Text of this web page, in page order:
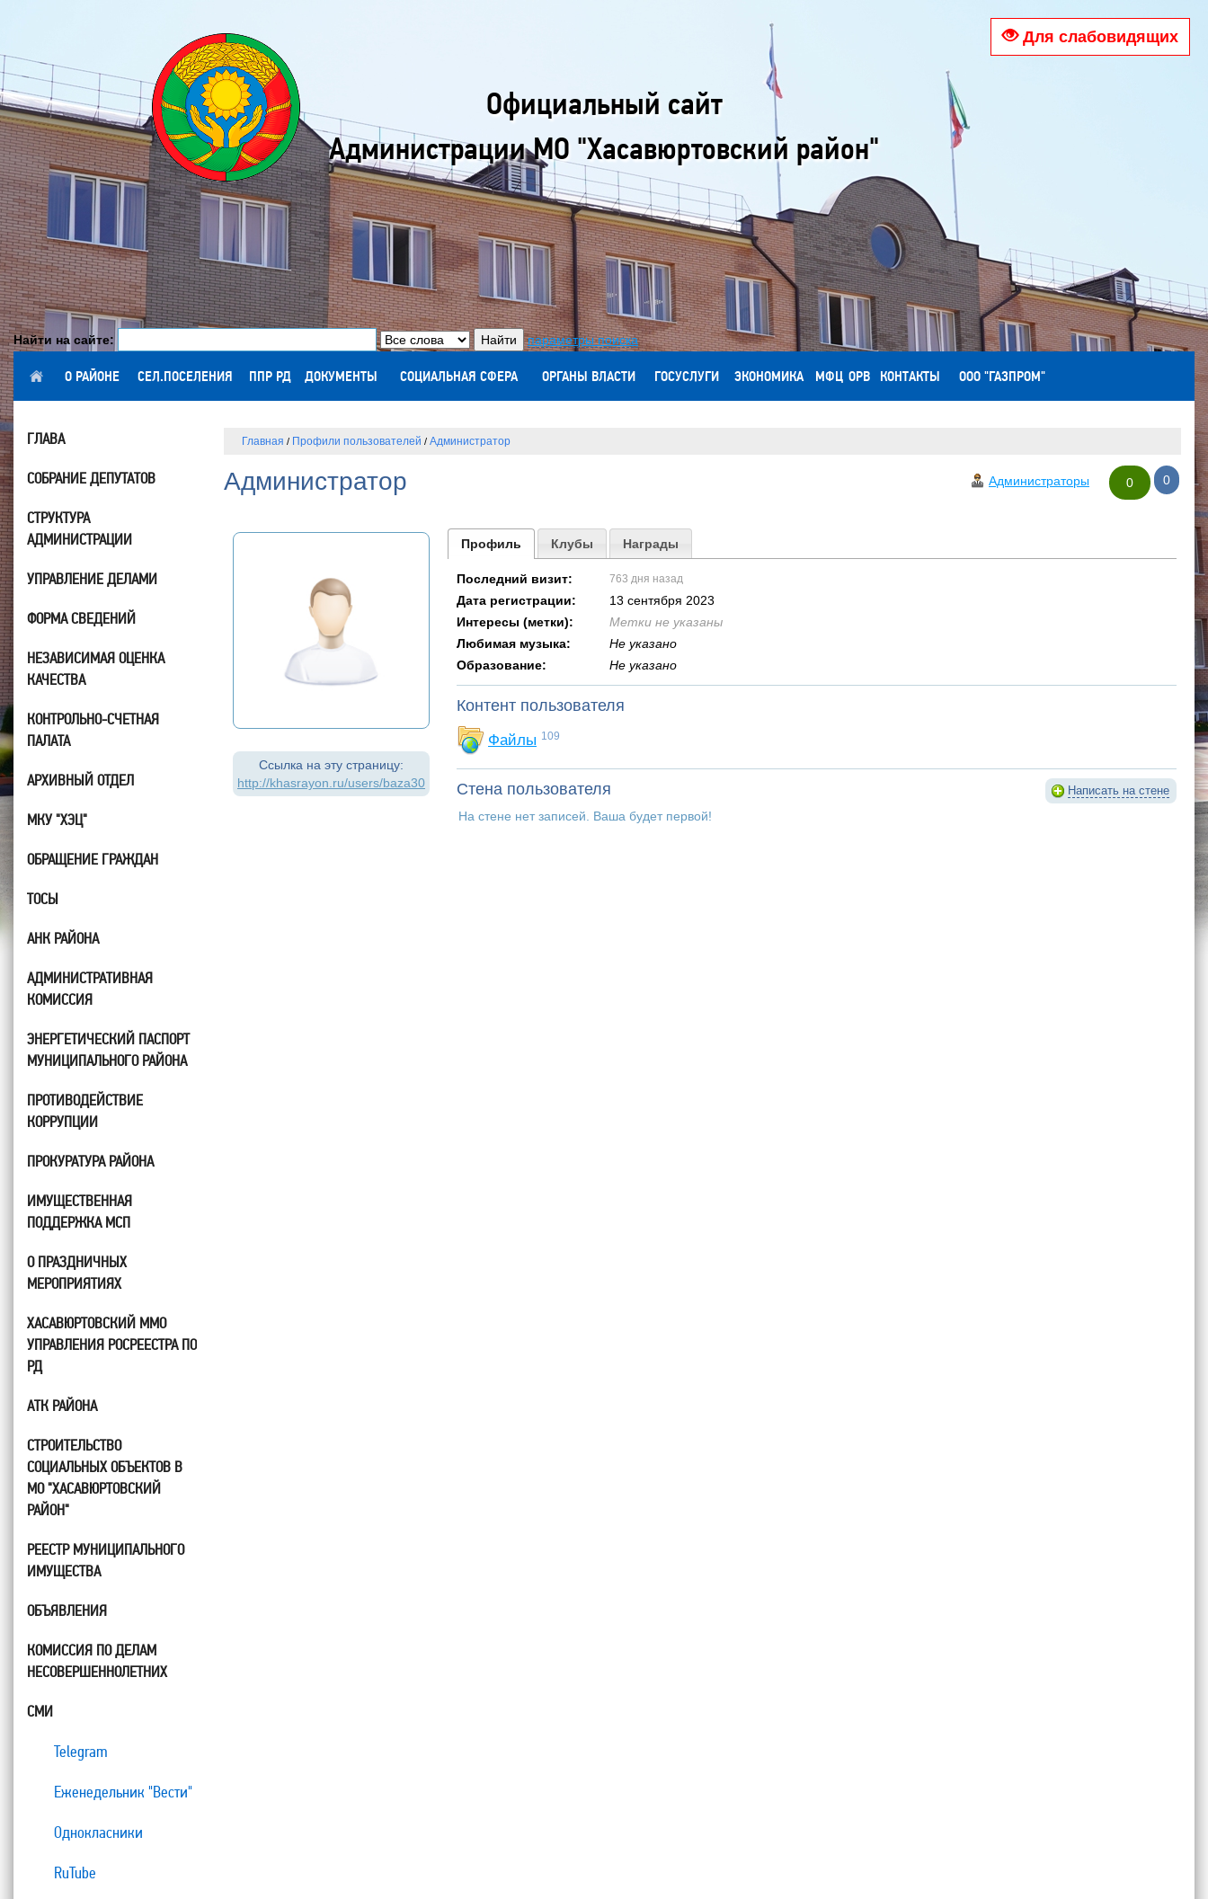
Для слабовидящих
Официальный сайт
Администрации МО "Хасавюртовский район"
Найти на сайте: параметры поиска
ГЛАВНАЯ О РАЙОНЕ СЕЛ.ПОСЕЛЕНИЯ ППР РД ДОКУМЕНТЫ СОЦИАЛЬНАЯ СФЕРА ОРГАНЫ ВЛАСТИ ГОСУСЛУГИ ЭКОНОМИКА МФЦ ОРВ КОНТАКТЫ ООО "ГАЗПРОМ"
Главная / Профили пользователей / Администратор
0 0
Администраторы
Администратор
Ссылка на эту страницу:
http://khasrayon.ru/users/baza30
Профиль Клубы Награды
Последний визит: 763 дня назад
Дата регистрации:
13 сентября 2023
Интересы (метки):
Метки не указаны
Любимая музыка:
Не указано
Образование:
Не указано
Контент пользователя
Файлы 109
Стена пользователя Написать на стене
На стене нет записей. Ваша будет первой!
ГЛАВА
СОБРАНИЕ ДЕПУТАТОВ
СТРУКТУРА
АДМИНИСТРАЦИИ
УПРАВЛЕНИЕ ДЕЛАМИ
ФОРМА СВЕДЕНИЙ
НЕЗАВИСИМАЯ ОЦЕНКА
КАЧЕСТВА
КОНТРОЛЬНО-СЧЕТНАЯ
ПАЛАТА
АРХИВНЫЙ ОТДЕЛ
МКУ "ХЭЦ"
ОБРАЩЕНИЕ ГРАЖДАН
ТОСЫ
АНК РАЙОНА
АДМИНИСТРАТИВНАЯ
КОМИССИЯ
ЭНЕРГЕТИЧЕСКИЙ ПАСПОРТ
МУНИЦИПАЛЬНОГО РАЙОНА
ПРОТИВОДЕЙСТВИЕ
КОРРУПЦИИ
ПРОКУРАТУРА РАЙОНА
ИМУЩЕСТВЕННАЯ
ПОДДЕРЖКА МСП
О ПРАЗДНИЧНЫХ
МЕРОПРИЯТИЯХ
ХАСАВЮРТОВСКИЙ ММО
УПРАВЛЕНИЯ РОСРЕЕСТРА ПО
РД
АТК РАЙОНА
СТРОИТЕЛЬСТВО
СОЦИАЛЬНЫХ ОБЪЕКТОВ В
МО "ХАСАВЮРТОВСКИЙ
РАЙОН"
РЕЕСТР МУНИЦИПАЛЬНОГО
ИМУЩЕСТВА
ОБЪЯВЛЕНИЯ
КОМИССИЯ ПО ДЕЛАМ
НЕСОВЕРШЕННОЛЕТНИХ
СМИ
Telegram
Еженедельник "Вести"
Однокласники
RuTube